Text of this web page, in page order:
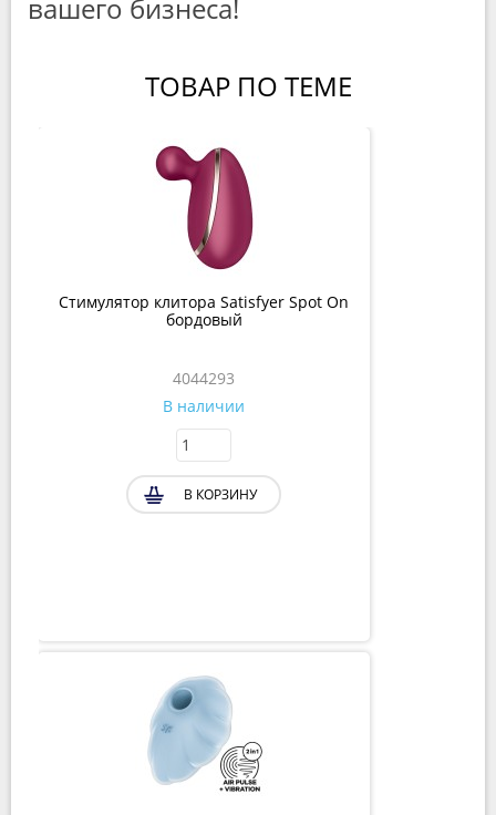
вашего бизнеса!
ТОВАР ПО ТЕМЕ
Стимулятор клитора Satisfyer Spot On
бордовый
4044293
В наличии
В КОРЗИНУ